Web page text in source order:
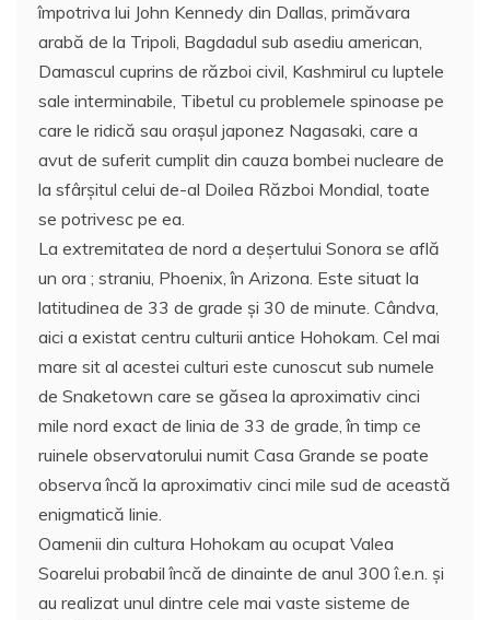
împotriva lui John Kennedy din Dallas, primăvara
arabă de la Tripoli, Bagdadul sub asediu american,
Damascul cuprins de război civil, Kashmirul cu luptele
sale interminabile, Tibetul cu problemele spinoase pe
care le ridică sau oraşul japonez Nagasaki, care a
avut de suferit cumplit din cauza bombei nucleare de
la sfârşitul celui de-al Doilea Război Mondial, toate
se potrivesc pe ea.
La extremitatea de nord a deşertului Sonora se află
un ora ; straniu, Phoenix, în Arizona. Este situat la
latitudinea de 33 de grade şi 30 de minute. Cândva,
aici a existat centru culturii antice Hohokam. Cel mai
mare sit al acestei culturi este cunoscut sub numele
de Snaketown care se găsea la aproximativ cinci
mile nord exact de linia de 33 de grade, în timp ce
ruinele observatorului numit Casa Grande se poate
observa încă la aproximativ cinci mile sud de această
enigmatică linie.
Oamenii din cultura Hohokam au ocupat Valea
Soarelui probabil încă de dinainte de anul 300 î.e.n. şi
au realizat unul dintre cele mai vaste sisteme de